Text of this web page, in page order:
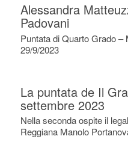
Alessandra
Padovani
Puntata di Quarto Grado –
29/9/2023
La puntata de Il
settembre 2023
Nella seconda ospite il
Reggiana Manolo